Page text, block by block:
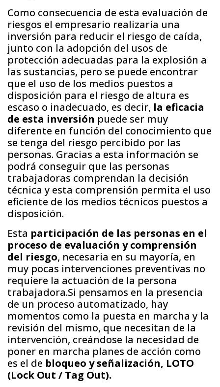
Como consecuencia de esta evaluación de
riesgos el empresario realizaría una
inversión para reducir el riesgo de caída,
junto con la adopción del usos de
protección adecuadas para la explosión a
las sustancias, pero se puede encontrar
que el uso de los medios puestos a
disposición para el riesgo de altura es
escaso o inadecuado, es decir, la eficacia
de esta inversión puede ser muy
diferente en función del conocimiento que
se tenga del riesgo percibido por las
personas. Gracias a esta información se
podrá conseguir que las personas
trabajadoras comprendan la decisión
técnica y esta comprensión permita el uso
eficiente de los medios técnicos puestos a
disposición.
Esta participación de las personas en el
proceso de evaluación y comprensión
del riesgo, necesaria en su mayoría, en
muy pocas intervenciones preventivas no
requiere la actuación de la persona
trabajadora.Si pensamos en la presencia
de un proceso automatizado, hay
momentos como la puesta en marcha y la
revisión del mismo, que necesitan de la
intervención, creándose la necesidad de
poner en marcha planes de acción como
es el de bloqueo y señalización, LOTO
(Lock Out / Tag Out).